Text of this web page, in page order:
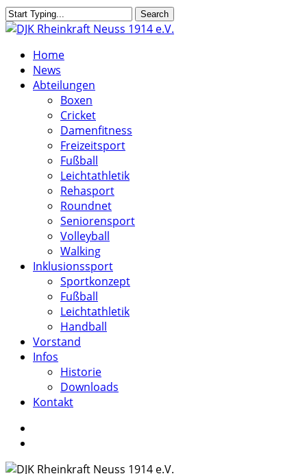
Skip
to
content
Search
Close
search
MenuHome
News
Abteilungen
Boxen
Cricket
Damenfitness
Freizeitsport
Fußball
Leichtathletik
Rehasport
Roundnet
Seniorensport
Volleyball
Walking
Inklusionssport
Sportkonzept
Fußball
Leichtathletik
Handball
Vorstand
Infos
Historie
Downloads
Kontakt